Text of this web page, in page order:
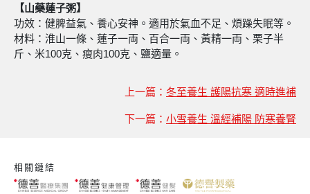
【山藥蓮子粥】
功效：健脾益氣、養心安神。適用於氣血不足、煩躁失眠等。
材料：淮山一條、蓮子一両、百合一両、黃精一両、栗子半
斤、米100克、瘦肉100克、鹽適量。
上一篇： 冬至養生 護陽抗寒 適時進補
下一篇： 小雪養生 溫經補陽 防寒養腎
相關鏈結